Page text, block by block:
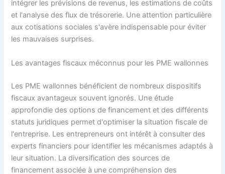
intégrer les prévisions de revenus, les estimations de coûts
et l'analyse des flux de trésorerie. Une attention particulière
aux cotisations sociales s'avère indispensable pour éviter
les mauvaises surprises.
Les avantages fiscaux méconnus pour les PME wallonnes
Les PME wallonnes bénéficient de nombreux dispositifs
fiscaux avantageux souvent ignorés. Une étude
approfondie des options de financement et des différents
statuts juridiques permet d'optimiser la situation fiscale de
l'entreprise. Les entrepreneurs ont intérêt à consulter des
experts financiers pour identifier les mécanismes adaptés à
leur situation. La diversification des sources de
financement associée à une compréhension des